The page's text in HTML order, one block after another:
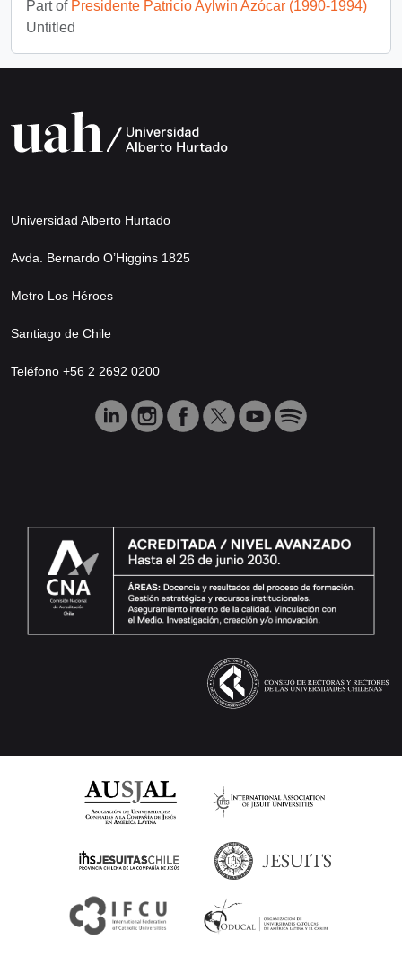
Part of Presidente Patricio Aylwin Azócar (1990-1994)
Untitled
Universidad Alberto Hurtado
Avda. Bernardo O’Higgins 1825
Metro Los Héroes
Santiago de Chile
Teléfono +56 2 2692 0200